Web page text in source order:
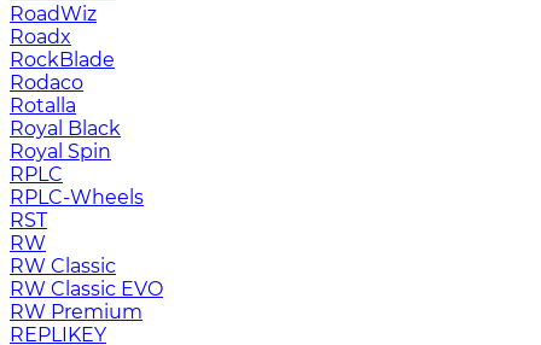
RoadWiz
Roadx
RockBlade
Rodaco
Rotalla
Royal Black
Royal Spin
RPLC
RPLC-Wheels
RST
RW
RW Classic
RW Classic EVO
RW Premium
RЕPLIKEY